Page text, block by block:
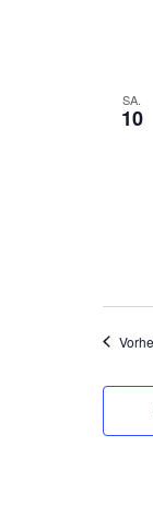
SA.
10